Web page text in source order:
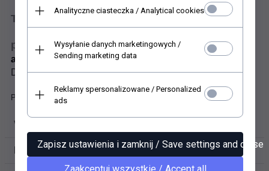
Transparentpapier für Scrapbooking
papier für Scrapbooking P0113
alte Handschrift, alte Briefe
Durchscheinendes scrapbooking Papier, weiß, matt
Papier 112 g/m², Größe A4
VIDEOFILMEN
PRODUKTBEWERTUNGEN VON UNSEREN KUNDEN
Analityczne ciasteczka / Analytical cookies
Wysyłanie danych marketingowych /
Sending marketing data
Reklamy spersonalizowane / Personalized
ads
Zapisz ustawienia i zamknij / Save settings and close